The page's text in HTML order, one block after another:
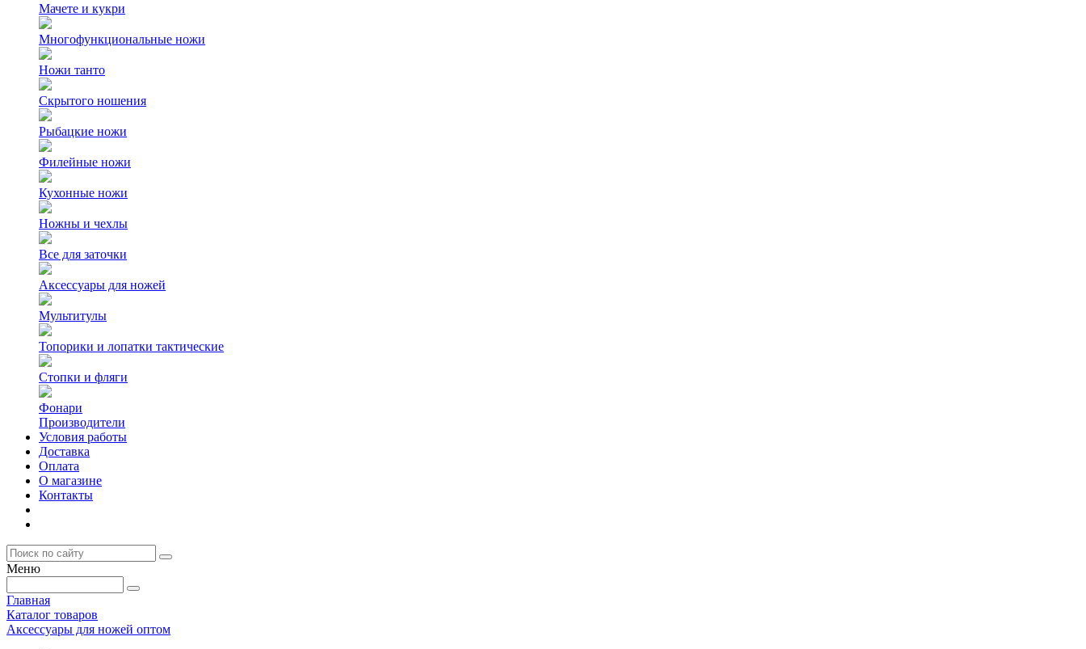
Мачете и кукри
Многофункциональные ножи
Ножи танто
Скрытого ношения
Рыбацкие ножи
Филейные ножи
Кухонные ножи
Ножны и чехлы
Все для заточки
Аксессуары для ножей
Мультитулы
Топорики и лопатки тактические
Стопки и фляги
Фонари
Производители
Условия работы
Доставка
Оплата
О магазине
Контакты
Меню
Главная
Каталог товаров
Аксессуары для ножей оптом